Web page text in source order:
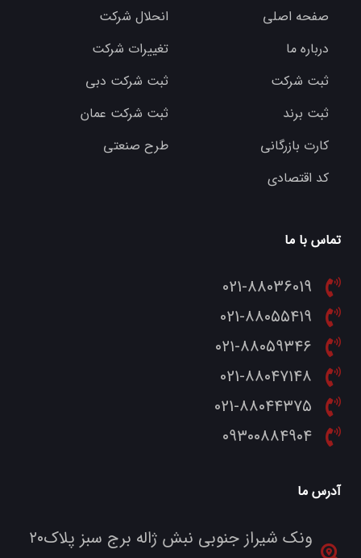
صفحه اصلی
درباره ما
ثبت شرکت
ثبت برند
کارت بازرگانی
کد اقتصادی
انحلال شرکت
تغییرات شرکت
ثبت شرکت دبی
ثبت شرکت عمان
طرح صنعتی
تماس با ما
021-88036019
021-۸۸۰۵۵۴۱۹
۰۲۱-۸۸۰۵۹۳۴۶
021-۸۸۰۴۷۱۴۸
021-۸۸۰۴۴۳۷۵
۰۹۳۰۰۸۸۴۹۰۴
آدرس ما
ونک شیراز جنوبی نبش ژاله برج سبز پلاک۲۰